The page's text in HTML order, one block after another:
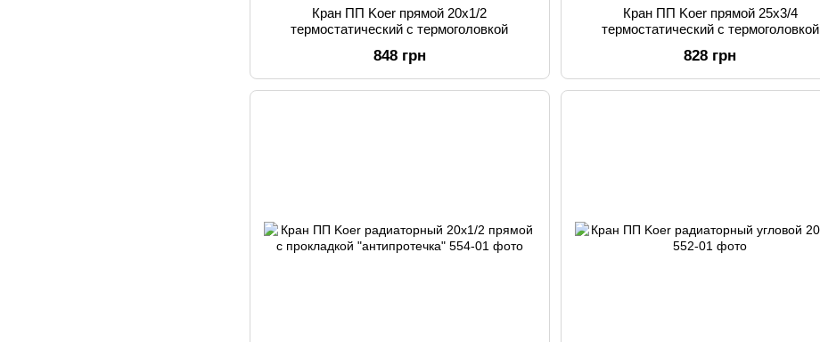
Кран ПП Koer прямой 20x1/2
термостатический с термоголовкой
848 грн
Кран ПП Koer прямой 25x3/4
термостатический с термоголовкой
828 грн